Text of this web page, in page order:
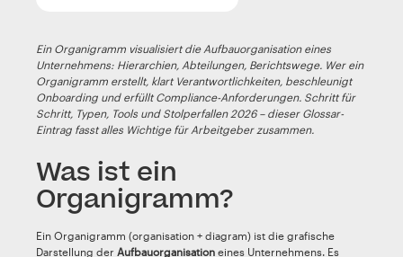
Ein Organigramm visualisiert die Aufbauorganisation eines
Unternehmens: Hierarchien, Abteilungen, Berichtswege. Wer ein
Organigramm erstellt, klart Verantwortlichkeiten, beschleunigt
Onboarding und erfüllt Compliance-Anforderungen. Schritt für
Schritt, Typen, Tools und Stolperfallen 2026 – dieser Glossar-
Eintrag fasst alles Wichtige für Arbeitgeber zusammen.
Was ist ein
Organigramm?
Ein Organigramm (organisation + diagram) ist die grafische
Darstellung der Aufbauorganisation eines Unternehmens. Es